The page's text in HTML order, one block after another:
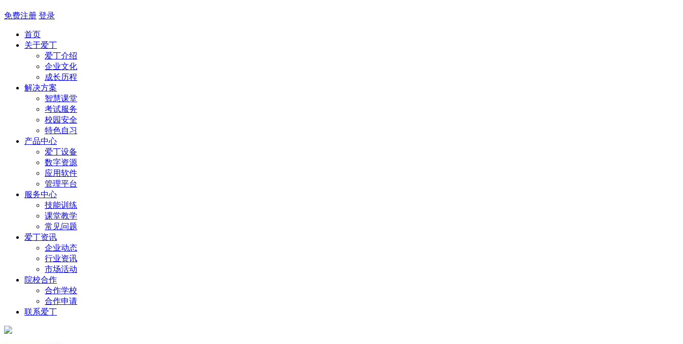
免费注册 登录
首页
关于爱丁
爱丁介绍
企业文化
成长历程
解决方案
智慧课堂
考试服务
校园安全
特色自习
产品中心
爱丁设备
数字资源
应用软件
管理平台
服务中心
技能训练
课堂教学
常见问题
爱丁资讯
企业动态
行业资讯
市场活动
院校合作
合作学校
合作申请
联系爱丁